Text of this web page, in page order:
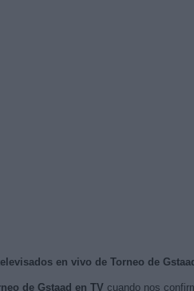
en vivo de Torneo de Gstaad
de Gstaad en TV cuando nos